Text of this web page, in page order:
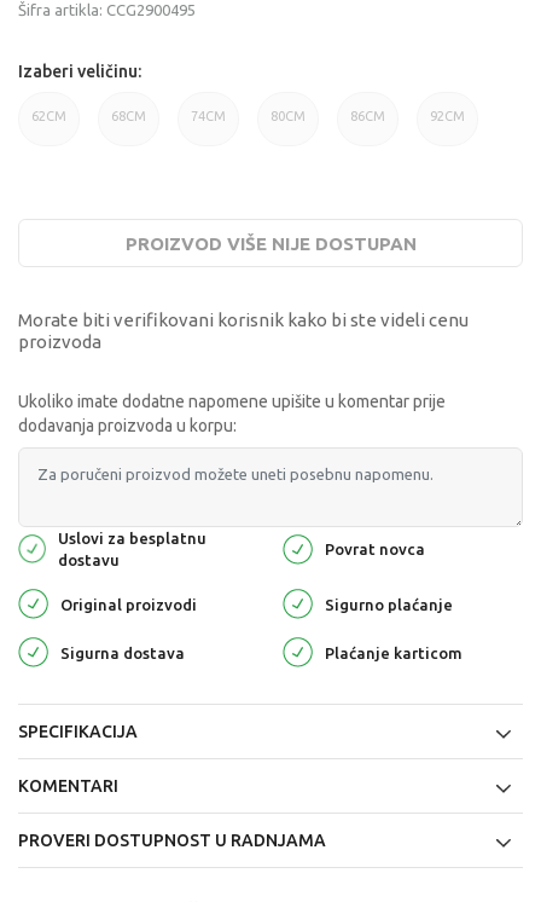
Šifra artikla: CCG2900495
Izaberi veličinu:
62CM 68CM 74CM 80CM 86CM 92CM
PROIZVOD VIŠE NIJE DOSTUPAN
Morate biti verifikovani korisnik kako bi ste videli cenu
proizvoda
Ukoliko imate dodatne napomene upišite u komentar prije
dodavanja proizvoda u korpu:
Uslovi za besplatnu
dostavu
Povrat novca
Original proizvodi Sigurno plaćanje
Sigurna dostava Plaćanje karticom
SPECIFIKACIJA
KOMENTARI
PROVERI DOSTUPNOST U RADNJAMA